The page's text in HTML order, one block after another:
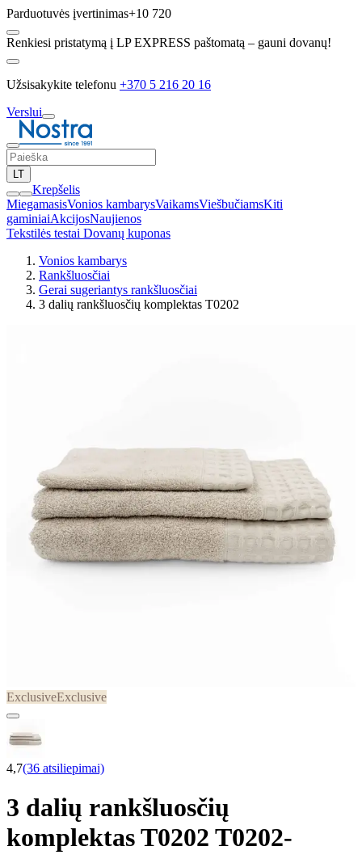
Parduotuvės įvertinimas+10 720
Renkiesi pristatymą į LP EXPRESS paštomatą – gauni dovanų!
Užsisakykite telefonu +370 5 216 20 16
Verslui
LT
Krepšelis
MiegamasisVonios kambarysVaikamsViešbučiamsKiti
gaminiaiAkcijosNaujienos
Tekstilės testai Dovanų kuponas
Vonios kambarys
Rankšluosčiai
Gerai sugeriantys rankšluosčiai
3 dalių rankšluosčių komplektas T0202
ExclusiveExclusive
4,7(36 atsiliepimai)
3 dalių rankšluosčių
komplektas T0202 T0202-